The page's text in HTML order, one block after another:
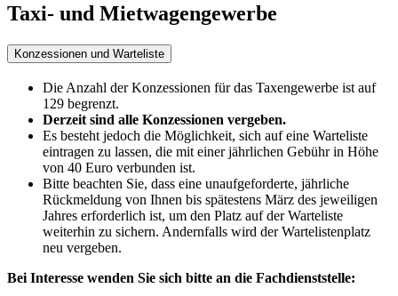
Taxi- und Mietwagengewerbe
Konzessionen und Warteliste
Die Anzahl der Konzessionen für das Taxengewerbe ist auf
129 begrenzt.
Derzeit sind alle Konzessionen vergeben.
Es besteht jedoch die Möglichkeit, sich auf eine Warteliste
eintragen zu lassen, die mit einer jährlichen Gebühr in Höhe
von 40 Euro verbunden ist.
Bitte beachten Sie, dass eine unaufgeforderte, jährliche
Rückmeldung von Ihnen bis spätestens März des jeweiligen
Jahres erforderlich ist, um den Platz auf der Warteliste
weiterhin zu sichern. Andernfalls wird der Wartelistenplatz
neu vergeben.
Bei Interesse wenden Sie sich bitte an die Fachdienststelle: